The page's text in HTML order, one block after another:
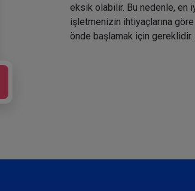
eksik olabilir. Bu nedenle, en
işletmenizin ihtiyaçlarına
önde başlamak için gereklidir.